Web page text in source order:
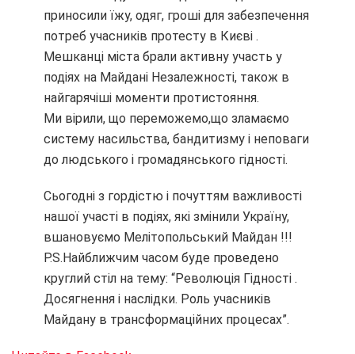
приносили їжу, одяг, гроші для забезпечення
потреб учасників протесту в Києві .
Мешканці міста брали активну участь у
подіях на Майдані Незалежності, також в
найгарячіші моменти протистояння.
Ми вірили, що переможемо,що зламаємо
систему насильства, бандитизму і неповаги
до людського і громадянського гідності.
Сьогодні з гордістю і почуттям важливості
нашої участі в подіях, які змінили Україну,
вшановуємо Мелітопольський Майдан !!!
P.S.Найближчим часом буде проведено
круглий стіл на тему: “Революція Гідності .
Досягнення і наслідки. Роль учасників
Майдану в трансформаційних процесах”.